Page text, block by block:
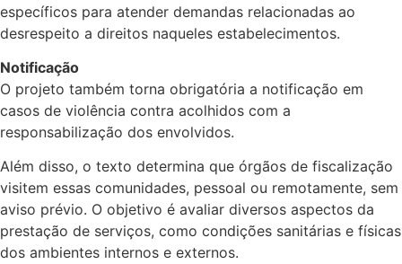
específicos para atender demandas relacionadas ao
desrespeito a direitos naqueles estabelecimentos.
Notificação
O projeto também torna obrigatória a notificação em
casos de violência contra acolhidos com a
responsabilização dos envolvidos.
Além disso, o texto determina que órgãos de fiscalização
visitem essas comunidades, pessoal ou remotamente, sem
aviso prévio. O objetivo é avaliar diversos aspectos da
prestação de serviços, como condições sanitárias e físicas
dos ambientes internos e externos.